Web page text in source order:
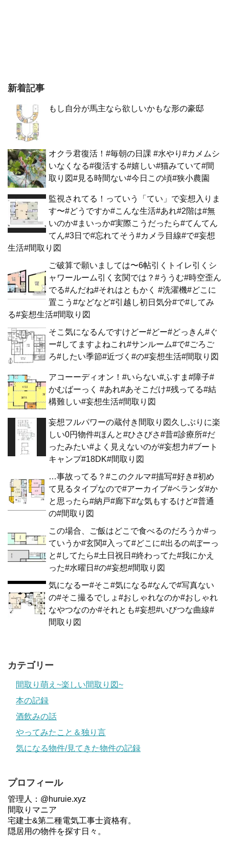
新着記事
もし自分が馬主なら欲しいかもな形の豪邸
オクラ君復活！#毎朝の日課 #水やり#カメムシ
いなくなる#復活する#嬉しい#猫みていて#間
取り図#見る時間ない#今日この頃#狭小農園
監視されてる！っていう「てい」で妄想入りま
す〜#どうですか#こんな生活#あれ#2階は#無
いのか#まいっか#実際こうだったら#てんてん
てん#3日で#忘れてそう#カメラ目線#で#妄想
生活#間取り図
ご破算で願いましては〜6帖引くトイレ引くシ
ャワールーム引く玄関では？#ううむ#時空歪ん
でる#んだね#それはともかく #洗濯機#どこに
置こう#などなど#引越し初日気分#で#してみ
る#妄想生活#間取り図
そこ気になるんですけどー#どー#どっきん#ぐ
ー#してますよねこれ#サンルーム#で#ごろご
ろ#したい季節#近づく#の#妄想生活#間取り図
アコーーディオン！#いらない#ふすま#障子#
かむばーっく #あれ#あそこだけ#残ってる#結
構難しい#妄想生活#間取り図
妄想フルパワーの蔵付き間取り図久しぶりに楽
しい0円物件#ほんと#ひさびさ#昔#診療所#だ
ったみたい#よく見えないのが#妄想力#ブート
キャンプ#18DK#間取り図
…事故ってる？#このクルマ#描写#好き#初め
て見るタイプなので#アーカイブ#ベランダ#か
と思ったら#納戸#廊下#な気もするけど#普通
の#間取り図
この場合、ご飯はどこで食べるのだろうか#っ
ていうか#玄関#入って#どこに#出るの#ぼーっ
と#してたら#土日祝日#終わってた#我にかえ
った#水曜日#の#妄想#間取り図
気になるー#そこ#気になる#なんで#写真ない
の#そこ撮るでしょ#おしゃれなのか#おしゃれ
なやつなのか#それとも#妄想#いびつな曲線#
間取り図
カテゴリー
間取り萌え~楽しい間取り図~
本の記録
酒飲みの話
やってみたこと＆独り言
気になる物件/見てきた物件の記録
プロフィール
管理人：@huruie.xyz
間取りマニア
宅建士&第二種電気工事士資格有。
隠居用の物件を探す日々。